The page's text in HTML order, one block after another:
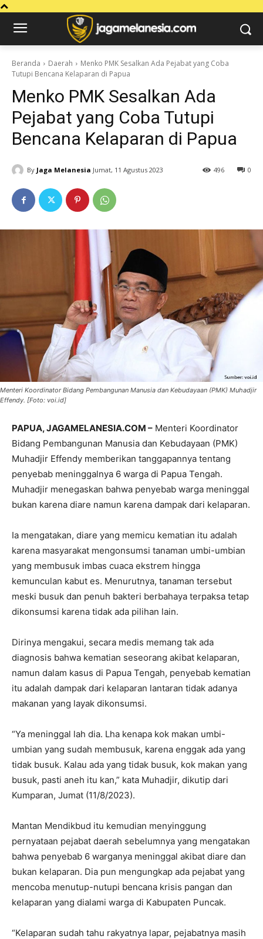
Beranda Daerah
Menko PMK Sesalkan Ada Pejabat yang Coba
Tutupi Bencana Kelaparan di Papua
Menko PMK Sesalkan Ada
Pejabat yang Coba Tutupi
Bencana Kelaparan di Papua
By Jaga Melanesia Jumat, 11 Agustus 2023 0
496
Menteri Koordinator Bidang Pembangunan Manusia dan Kebudayaan (PMK) Muhadjir
Effendy. [Foto: voi.id]
PAPUA, JAGAMELANESIA.COM – Menteri Koordinator
Bidang Pembangunan Manusia dan Kebudayaan (PMK)
Muhadjir Effendy memberikan tanggapannya tentang
penyebab meninggalnya 6 warga di Papua Tengah.
Muhadjir menegaskan bahwa penyebab warga meninggal
bukan karena diare namun karena dampak dari kelaparan.
Ia mengatakan, diare yang memicu kematian itu adalah
karena masyarakat mengonsumsi tanaman umbi-umbian
yang membusuk imbas cuaca ekstrem hingga
kemunculan kabut es. Menurutnya, tanaman tersebut
meski busuk dan penuh bakteri berbahaya terpaksa tetap
dikonsumsi karena tidak ada pilihan lain.
Dirinya mengakui, secara medis memang tak ada
diagnosis bahwa kematian seseorang akibat kelaparan,
namun dalam kasus di Papua Tengah, penyebab kematian
itu adalah dampak dari kelaparan lantaran tidak adanya
makanan yang layak dikonsumsi.
“Ya meninggal lah dia. Lha kenapa kok makan umbi-
umbian yang sudah membusuk, karena enggak ada yang
tidak busuk. Kalau ada yang tidak busuk, kok makan yang
busuk, pasti aneh itu kan,” kata Muhadjir, dikutip dari
Kumparan, Jumat (11/8/2023).
Mantan Mendikbud itu kemudian menyinggung
pernyataan pejabat daerah sebelumnya yang mengatakan
bahwa penyebab 6 warganya meninggal akibat diare dan
bukan kelaparan. Dia pun mengungkap ada pejabat yang
mencoba menutup-nutupi bencana krisis pangan dan
kelaparan yang dialami warga di Kabupaten Puncak.
“Kelaparan sudah tahu rakyatnya lapar, pejabatnya masih